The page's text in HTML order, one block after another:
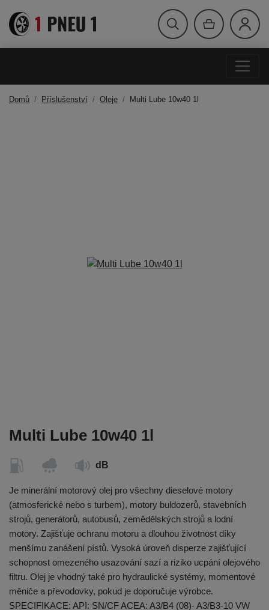
Domů Příslušenství Oleje Multi Lube 10w40 1l
Multi Lube 10w40 1l
dB
Je minerální motorový olej pro všechny dieselové motory
(atmosferické nebo s turbem), motory buldozerů, stavebních
strojů, generátorů, autobusů, zemědělských strojů a lodní
motory. Zajišťuje ochranu motoru a dlouhou životnost díky
menšímu zanášení pístů. Vysoká úroveň disperze zajišťující
schopnost omezeného usazování sazí a riziko ucpání olejového
filtru. Olej je vhodný také pro hydraulické systémy, momentové
měniče a převodovky, pokud je doporučuje výrobce.
SPECIFIKACE: API: SN/CF ACEA: A3/B4 (08)- A3/B3-10 VW